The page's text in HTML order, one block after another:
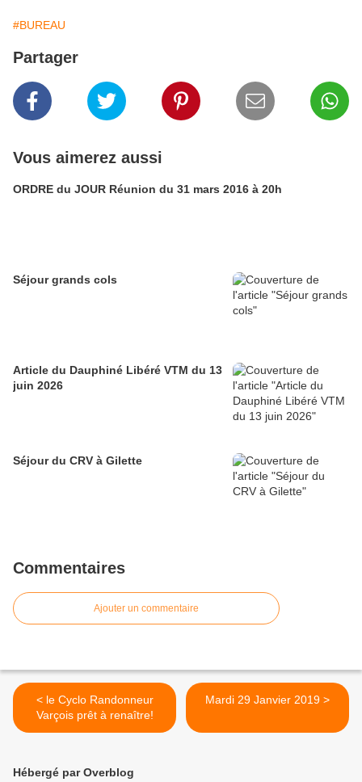
#BUREAU
Partager
Vous aimerez aussi
ORDRE du JOUR Réunion du 31 mars 2016 à 20h
Séjour grands cols
Article du Dauphiné Libéré VTM du 13
juin 2026
Séjour du CRV à Gilette
Commentaires
Ajouter un commentaire
< le Cyclo Randonneur
Varçois prêt à renaître!
Mardi 29 Janvier 2019 >
Hébergé par Overblog